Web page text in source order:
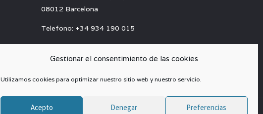
Gestionar el consentimiento de las cookies
Utilizamos cookies para optimizar nuestro sitio web y nuestro servicio.
Acepto Denegar Preferencias
08012 Barcelona
Telefono: +34 934 190 015